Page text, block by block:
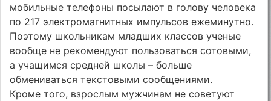
мобильные телефоны посылают в голову человека
по 217 электромагнитных импульсов ежеминутно.
Поэтому школьникам младших классов ученые
вообще не рекомендуют пользоваться сотовыми,
а учащимся средней школы – больше
обмениваться текстовыми сообщениями.
Кроме того, взрослым мужчинам не советуют